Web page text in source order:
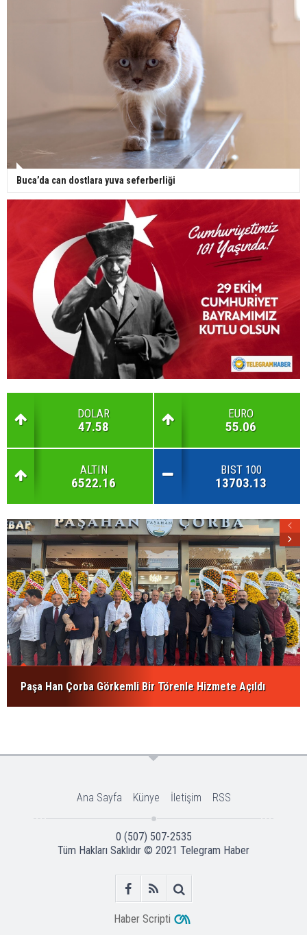
Buca’da can dostlara yuva seferberliği
DOLAR
47.58
EURO
55.06
ALTIN
6522.16
BIST 100
13703.13
Paşa Han Çorba Görkemli Bir Törenle Hizmete Açıldı
Ana Sayfa Künye İletişim RSS
0 (507) 507-2535
Tüm Hakları Saklıdır © 2021 Telegram Haber
Haber Scripti